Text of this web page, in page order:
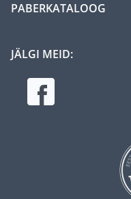
PABERKATALOOG
JÄLGI MEID: